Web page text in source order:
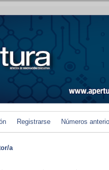
Registrarse Números
a